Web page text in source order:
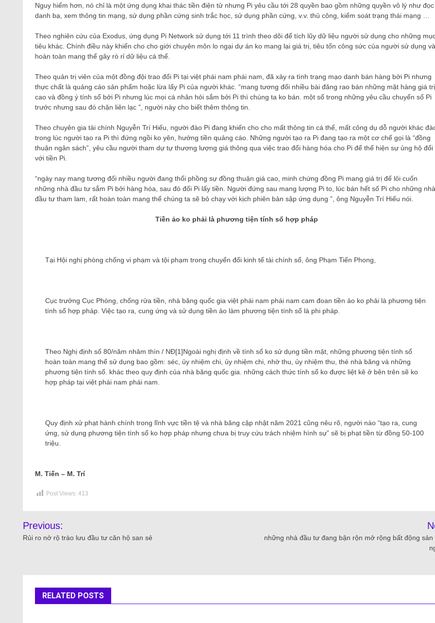
Nguy hiểm hơn, nó chỉ là một ứng dụng khai thác tiền điện tử nhưng Pi yêu cầu tới 28 quyền bao gồm những quyền vô lý như đọc
danh bạ, xem thông tin mạng, sử dụng phần cứng sinh trắc học, sử dụng phần cứng, v.v. thủ công, kiểm soát trạng thái mạng …
Theo nghiên cứu của Exodus, ứng dụng Pi Network sử dụng tới 11 trình theo dõi để tích lũy dữ liệu người sử dụng cho những
tiêu khác. Chính điều này khiến cho cho giới chuyên môn lo ngại dự án ko mang lại giá trị, tiêu tốn công sức của người sử dụng và
hoàn toàn mang thể gây rò rỉ dữ liệu cá thể.
Theo quản trị viên của một đồng đội trao đổi Pi tại việt phái nam phái nam, đã xảy ra tình trạng mạo danh bán hàng bởi Pi nhưng
thực chất là quảng cáo sản phẩm hoặc lừa lấy Pi của người khác. “mang tương đối nhiều bài đăng rao bán những mặt hàng giá trị
cao và đồng ý tính sổ bởi Pi nhưng lúc mọi cá nhân hỏi sắm bởi Pi thì chúng ta ko bán. một số trong những yêu cầu chuyển số Pi
trước nhưng sau đó chặn liên lạc ”, người này cho biết thêm thông tin.
Theo chuyên gia tài chính Nguyễn Trí Hiếu, người đào Pi đang khiến cho cho mất thông tin cá thể, mất công dụ dỗ người khác
trong lúc người tạo ra Pi thì đứng ngồi ko yên, hưởng tiền quảng cáo. Những người tạo ra Pi đang tạo ra một cơ chế gọi là “đồng
thuận ngân sách”, yêu cầu người tham dự tự thương lượng giá thông qua việc trao đổi hàng hóa cho Pi để thể hiện sự ủng hộ đối
với tiền Pi.
“ngày nay mang tương đối nhiều người đang thổi phồng sự đồng thuận giá cao, minh chứng đồng Pi mang giá trị để lôi cuốn
những nhà đầu tư sắm Pi bởi hàng hóa, sau đó đổi Pi lấy tiền. Người đứng sau mang lượng Pi to, lúc bán hết số Pi cho những nhà
đầu tư tham lam, rất hoàn toàn mang thể chúng ta sẽ bỏ chạy với kịch phiên bản sập ứng dụng ”, ông Nguyễn Trí Hiếu nói.
Tiền ảo ko phải là phương tiện tính sổ hợp pháp
Tại Hội nghị phòng chống vi phạm và tội phạm trong chuyển đổi kinh tế tài chính số, ông Phạm Tiến Phong,
Cục trưởng Cục Phòng, chống rửa tiền, nhà băng quốc gia việt phái nam phái nam cam đoan tiền ảo ko phải là phương tiện
tính sổ hợp pháp. Việc tạo ra, cung ứng và sử dụng tiền ảo làm phương tiện tính sổ là phi pháp.
Theo Nghị định số 80/năm nhâm thìn / NĐ[1]Ngoài nghị định về tính sổ ko sử dụng tiền mặt, những phương tiện tính sổ
hoàn toàn mang thể sử dụng bao gồm: séc, ủy nhiệm chi, ủy nhiệm chi, nhờ thu, ủy nhiệm thu, thẻ nhà băng và những
phương tiện tính sổ. khác theo quy định của nhà băng quốc gia. những cách thức tính sổ ko được liệt kê ở bên trên sẽ ko
hợp pháp tại việt phái nam phái nam.
Quy định xử phạt hành chính trong lĩnh vực tiền tệ và nhà băng cập nhật năm 2021 cũng nêu rõ, người nào “tạo ra, cung
ứng, sử dụng phương tiện tính sổ ko hợp pháp nhưng chưa bị truy cứu trách nhiệm hình sự” sẽ bị phạt tiền từ đồng 50-100
triệu.
M. Tiến – M. Trí
Post Views: 413
Previous:
Rủi ro nở rộ trào lưu đầu tư căn hộ san sẻ
những nhà đầu tư đang bận rộn mở rộng bất động sản
RELATED POSTS